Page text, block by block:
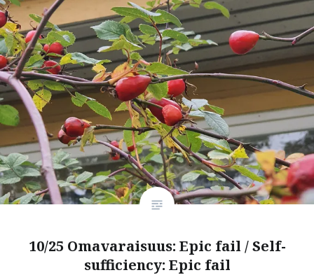
10/25 Omavaraisuus: Epic fail / Self-
sufficiency: Epic fail